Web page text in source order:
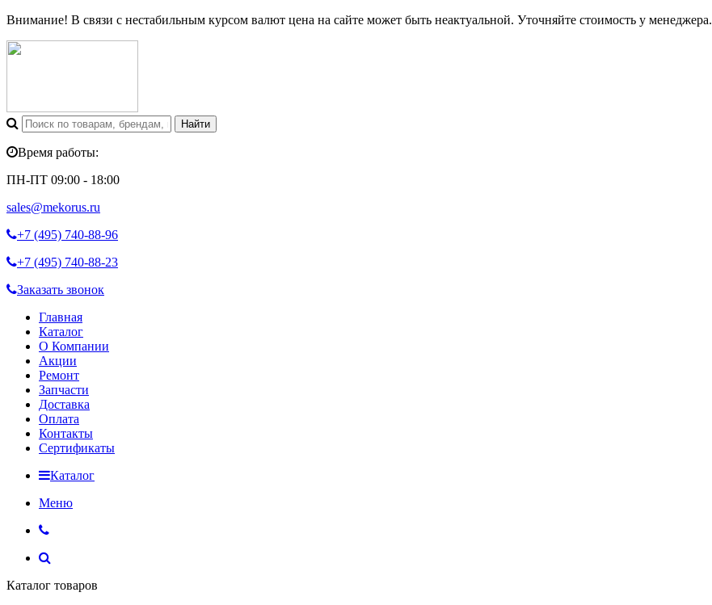
Внимание! В связи с нестабильным курсом валют цена на сайте может быть неактуальной. Уточняйте стоимость у менеджера.
Время работы:
ПН-ПТ 09:00 - 18:00
sales@mekorus.ru
+7 (495) 740-88-96
+7 (495) 740-88-23
Заказать звонок
Главная
Каталог
О Компании
Акции
Ремонт
Запчасти
Доставка
Оплата
Контакты
Сертификаты
Каталог
Меню
Каталог товаров